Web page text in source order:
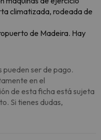
climatizada, rodeada de
de Madeira. Hay
pueden ser de pago.
en el
de esta ficha está sujeta
Si tienes dudas,